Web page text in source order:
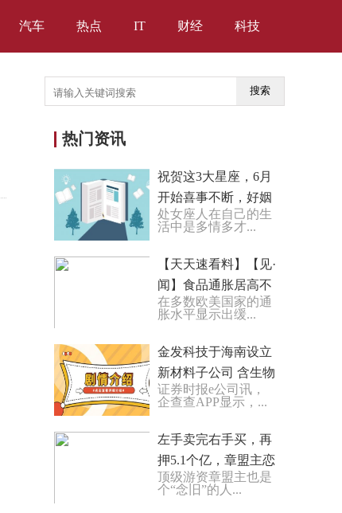
汽车 热点 IT 财经 科技
搜索
热门资讯
祝贺这3大星座，6月
开始喜事不断，好姻
缘将至，易美梦成
处女座人在自己的生
活中是多情多才...
【天天速看料】【见·
闻】食品通胀居高不
下 英国政府和超市打
在多数欧美国家的通
胀水平显示出缓...
金发科技于海南设立
新材料子公司 含生物
基材料销售业务
证券时报e公司讯，
企查查APP显示，...
左手卖完右手买，再
押5.1个亿，章盟主恋
恋不舍的三花智控成
顶级游资章盟主也是
个“念旧”的人...